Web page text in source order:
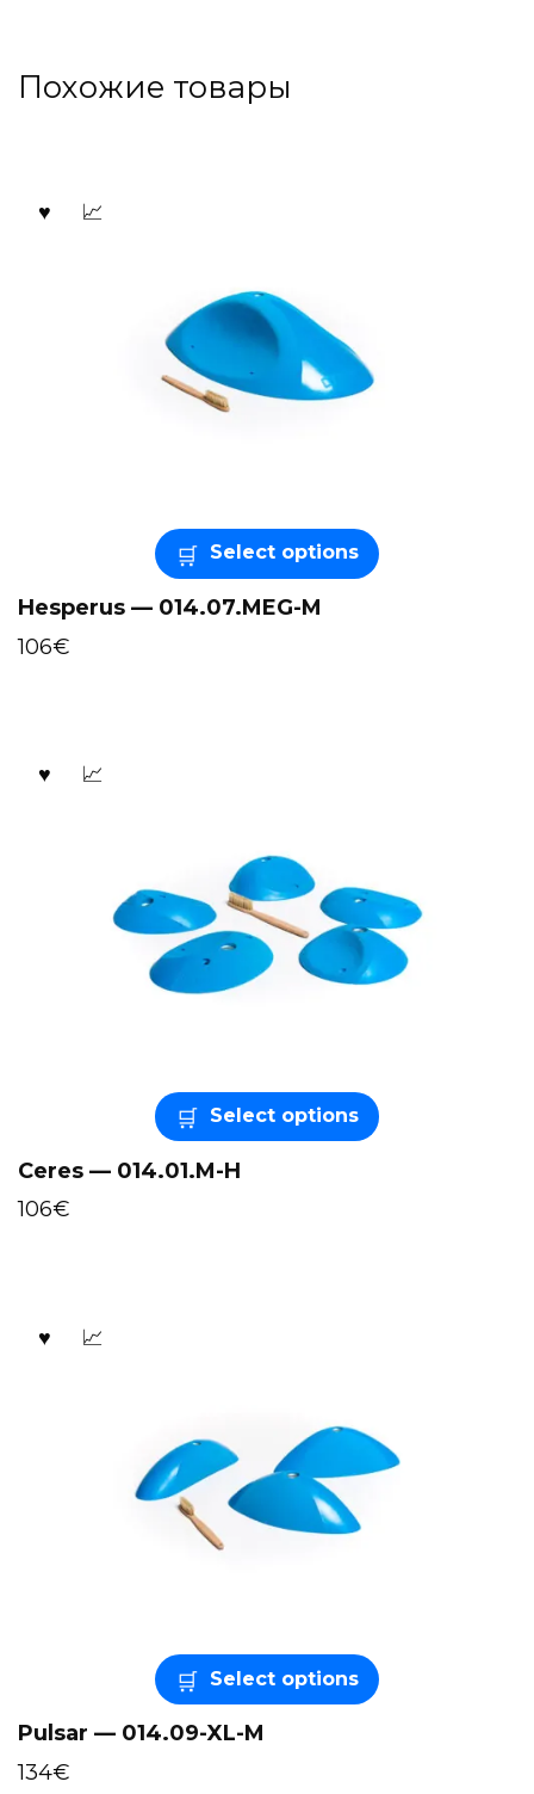
Похожие товары
Select options
Hesperus — 014.07.MEG-M
106€
Select options
Ceres — 014.01.M-H
106€
Select options
Pulsar — 014.09-XL-M
134€